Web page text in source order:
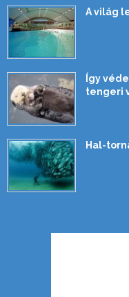
A világ
Így
tengeri
Hal-